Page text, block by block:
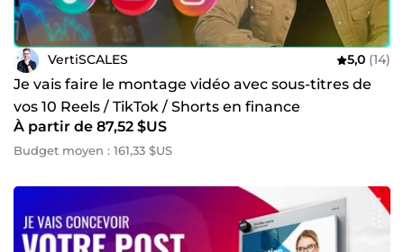
VertiSCALES 5,0 (14)
Je vais faire le montage vidéo avec sous-titres de
vos 10 Reels / TikTok / Shorts en finance
À partir de 87,52 $US
Budget moyen : 161,33 $US